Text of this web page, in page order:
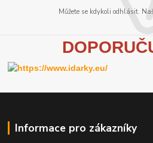
Můžete se kdykoli odhlásit.
D
Informace pro zákazníky